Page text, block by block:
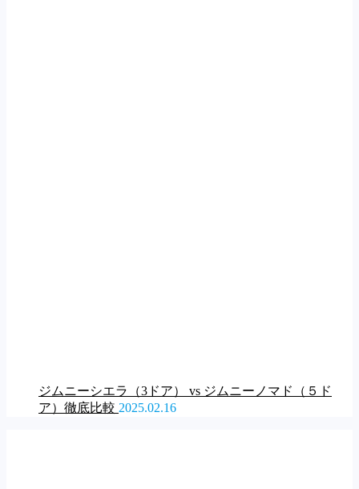
ジムニーシエラ（3ドア） vs ジムニーノマド（５ド
ア）徹底比較 2025.02.16